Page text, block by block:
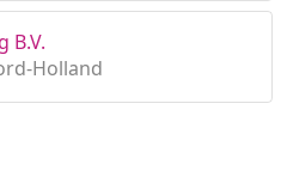
B.V.
Holland